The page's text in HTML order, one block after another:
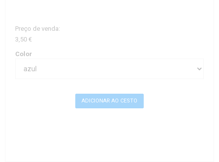
Preço de venda:
3,50 €
Color